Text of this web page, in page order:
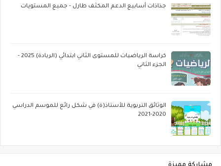
جذاذات أسابيع الدعم المكثف طارل - جميع المستويات
كراسة الرياضيات للمستوى الثاني ابتدائي (الريادة) 2025 -
الجزء الثاني
الوثائق التربوية للأستاذ(ة) في شكل رائع للموسم الدراسي
2020-2021